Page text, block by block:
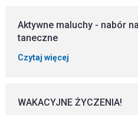
Aktywne maluchy - nabór
taneczne
Czytaj więcej
WAKACYJNE ŻYCZENIA!